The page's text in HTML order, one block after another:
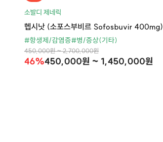
소발디 제네릭
헵시낫 (소포스부비르 Sofosbuvir 400mg)
#항생제/감염증#병/증상(기타)
450,000원 ~ 2,700,000원
46%450,000원 ~ 1,450,000원